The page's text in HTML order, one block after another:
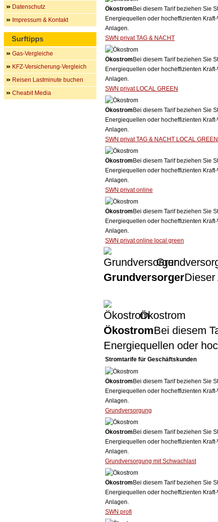
Ökostrom Bei diesem Tarif beziehen Sie
Energiequellen oder hocheffizienten
Anlagen.
SWN privat TAG & NACHT
Ökostrom Bei diesem Tarif beziehen Sie
Energiequellen oder hocheffizienten
Anlagen.
SWN privat LOCAL GREEN
Ökostrom Bei diesem Tarif beziehen Sie
Energiequellen oder hocheffizienten
Anlagen.
SWN privat TAG & NACHT LOCAL GREEN
Ökostrom Bei diesem Tarif beziehen Sie
Energiequellen oder hocheffizienten
Anlagen.
SWN privat online
Ökostrom Bei diesem Tarif beziehen Sie
Energiequellen oder hocheffizienten
Anlagen.
SWN privat online local green
GrundversorgerDieser
Ökostrom
ÖkostromBei diesem
Energiequellen oder
Stromtarife für Geschäftskunden
Ökostrom Bei diesem Tarif beziehen Sie
Energiequellen oder hocheffizienten
Anlagen.
Grundversorgung
Ökostrom Bei diesem Tarif beziehen Sie
Energiequellen oder hocheffizienten
Anlagen.
Grundversorgung mit Schwachlast
Ökostrom Bei diesem Tarif beziehen Sie
Energiequellen oder hocheffizienten
Anlagen.
SWN profi
Datenschutz
Impressum & Kontakt
Surftipps
Gas-Vergleiche
KFZ-Versicherung-Vergleich
Reisen Lastminute buchen
Cheabit Media